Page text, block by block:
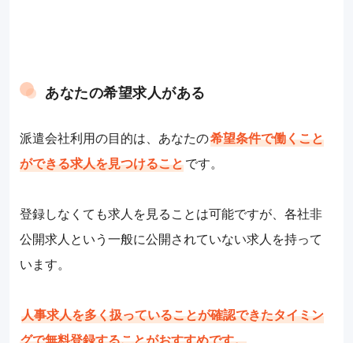
あなたの希望求人がある
派遣会社利用の目的は、あなたの希望条件で働くこと
ができる求人を見つけることです。
登録しなくても求人を見ることは可能ですが、各社非
公開求人という一般に公開されていない求人を持って
います。
人事求人を多く扱っていることが確認できたタイミン